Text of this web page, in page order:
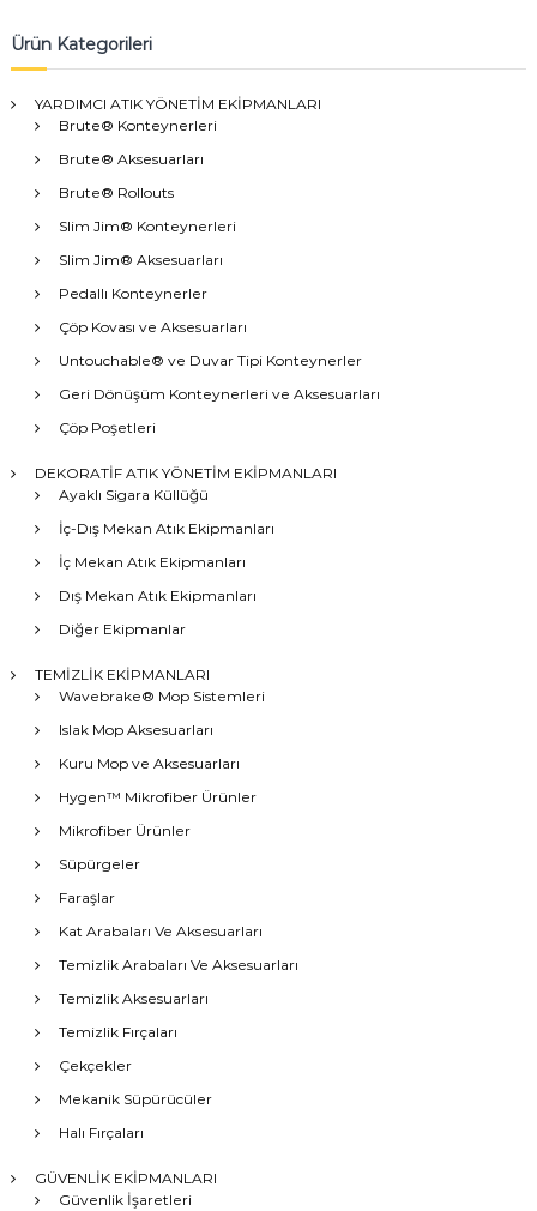
Ürün Kategorileri
YARDIMCI ATIK YÖNETİM EKİPMANLARI
Brute® Konteynerleri
Brute® Aksesuarları
Brute® Rollouts
Slim Jim® Konteynerleri
Slim Jim® Aksesuarları
Pedallı Konteynerler
Çöp Kovası ve Aksesuarları
Untouchable® ve Duvar Tipi Konteynerler
Geri Dönüşüm Konteynerleri ve Aksesuarları
Çöp Poşetleri
DEKORATİF ATIK YÖNETİM EKİPMANLARI
Ayaklı Sigara Küllüğü
İç-Dış Mekan Atık Ekipmanları
İç Mekan Atık Ekipmanları
Dış Mekan Atık Ekipmanları
Diğer Ekipmanlar
TEMİZLİK EKİPMANLARI
Wavebrake® Mop Sistemleri
Islak Mop Aksesuarları
Kuru Mop ve Aksesuarları
Hygen™ Mikrofiber Ürünler
Mikrofiber Ürünler
Süpürgeler
Faraşlar
Kat Arabaları Ve Aksesuarları
Temizlik Arabaları Ve Aksesuarları
Temizlik Aksesuarları
Temizlik Fırçaları
Çekçekler
Mekanik Süpürücüler
Halı Fırçaları
GÜVENLİK EKİPMANLARI
Güvenlik İşaretleri